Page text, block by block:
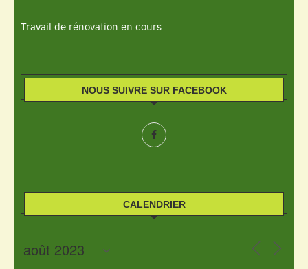
Travail de rénovation en cours
NOUS SUIVRE SUR FACEBOOK
CALENDRIER